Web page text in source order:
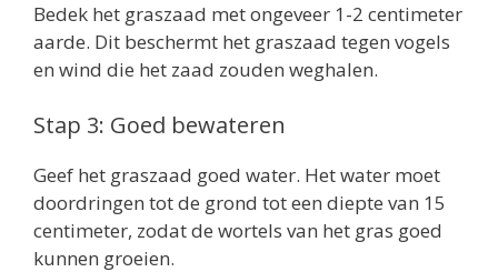
Bedek het graszaad met ongeveer 1-2 centimeter
aarde. Dit beschermt het graszaad tegen vogels
en wind die het zaad zouden weghalen.
Stap 3: Goed bewateren
Geef het graszaad goed water. Het water moet
doordringen tot de grond tot een diepte van 15
centimeter, zodat de wortels van het gras goed
kunnen groeien.